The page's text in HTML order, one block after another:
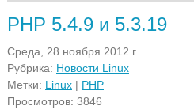
PHP 5.4.9 и 5.3.19
Среда, 28 ноября 2012 г.
Рубрика: Новости Linux
Метки: Linux | PHP
Просмотров: 3846